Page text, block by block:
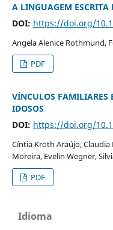
A LINGUAGEM
DOI: https://doi.org/
Angela Alenice Rothmund,
PDF
VÍNCULOS FAMILIARES
IDOSOS
DOI: https://doi.org/
Cíntia Kroth Araújo, Claudia
Moreira, Evelin Wegner,
PDF
Idioma